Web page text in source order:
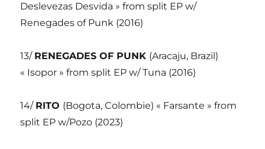
Deslevezas Desvida » from split EP w/
Renegades of Punk (2016)
13/ RENEGADES OF PUNK (Aracaju, Brazil)
« Isopor » from split EP w/ Tuna (2016)
14/ RITO (Bogota, Colombie) « Farsante » from
split EP w/Pozo (2023)